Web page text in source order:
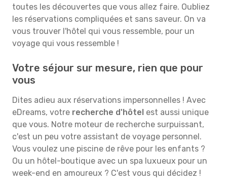
toutes les découvertes que vous allez faire. Oubliez
les réservations compliquées et sans saveur. On va
vous trouver l'hôtel qui vous ressemble, pour un
voyage qui vous ressemble !
Votre séjour sur mesure, rien que pour
vous
Dites adieu aux réservations impersonnelles ! Avec
eDreams, votre recherche d'hôtel est aussi unique
que vous. Notre moteur de recherche surpuissant,
c'est un peu votre assistant de voyage personnel.
Vous voulez une piscine de rêve pour les enfants ?
Ou un hôtel-boutique avec un spa luxueux pour un
week-end en amoureux ? C'est vous qui décidez !